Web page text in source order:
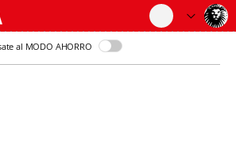
al MODO AHORRO